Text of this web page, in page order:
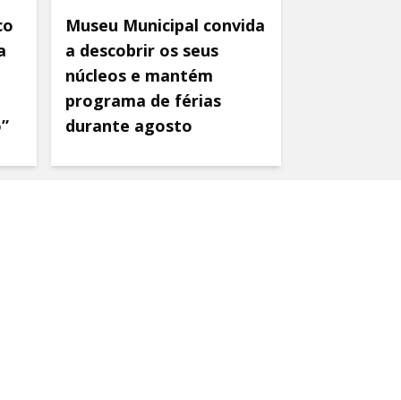
Museu Municipal convida
a descobrir os seus
núcleos e mantém
programa de férias
durante agosto